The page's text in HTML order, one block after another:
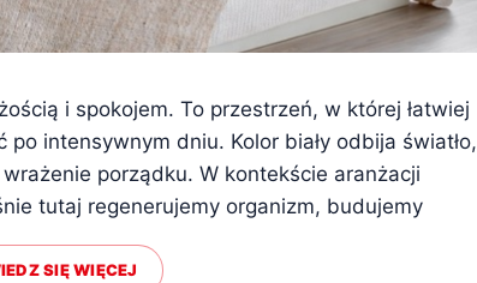
i spokojem. To przestrzeń, w której łatwiej
intensywnym dniu. Kolor biały odbija światło,
porządku. W kontekście aranżacji
tutaj regenerujemy organizm, budujemy
SIĘ WIĘCEJ